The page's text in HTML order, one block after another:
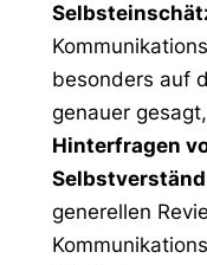
besonders auf
genauer
Hinterfragen
generellen